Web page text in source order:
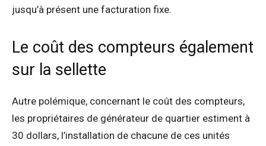
jusqu’à présent une facturation fixe.
Le coût des compteurs également
sur la sellette
Autre polémique, concernant le coût des compteurs,
les propriétaires de générateur de quartier estiment à
30 dollars, l’installation de chacune de ces unités